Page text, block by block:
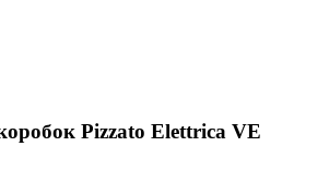
Pizzato Elettrica VE